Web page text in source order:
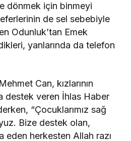
dönmek için binmeyi
de sel sebebiyle
Odunluk’tan Emek
yanlarında da telefon
Can, kızlarının
destek veren İhlas Haber
“Çocuklarımız sağ
Bize destek olan,
eden herkesten Allah razı